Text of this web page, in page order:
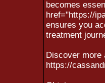
becomes
href="https://
ensures you
treatment
Discover more
https://